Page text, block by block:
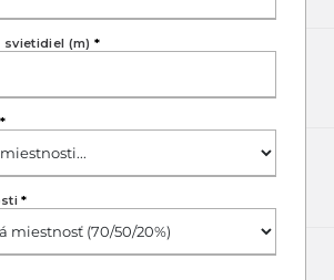
svietidiel (m) *
*
*